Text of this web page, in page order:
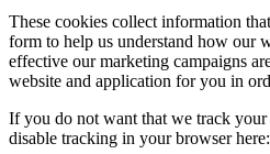
These cookies collect information
form to help us understand how our
effective our marketing campaigns
website and application for you in
If you do not want that we track
disable tracking in your browser here: